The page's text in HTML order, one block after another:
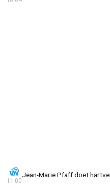
Jean-Marie Pfaff doet
11:00